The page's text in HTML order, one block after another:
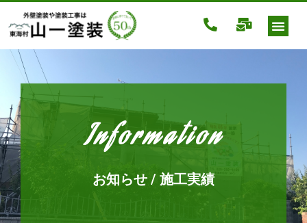
Information
お知らせ / 施工実績